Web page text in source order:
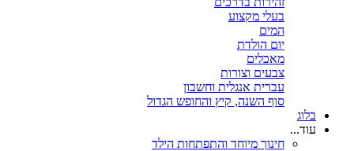
בעלי מקצוע
המים
יום הולדת
מאכלים
צבעים וצורות
עברית אנגלית וחשבון
סוף השנה, קיץ והחופש הגדול
בלוג
עוד...
חינוך מיוחד והתפתחות הילד